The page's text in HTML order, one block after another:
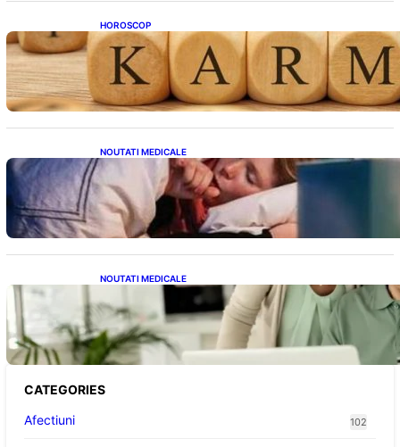
HOROSCOP
Eclipsa și Karma: Impactul Emoțional Asupra
Zodiilor Leu și Vărsător
NOUTATI MEDICALE
Tusea seacă nocturnă: Semnale importante
despre sănătatea inimii tale
NOUTATI MEDICALE
Sprijin financiar pentru pensionari: Ce
înseamnă ajutoarele de până la 500 de lei în
2026
CATEGORIES
Afectiuni
102